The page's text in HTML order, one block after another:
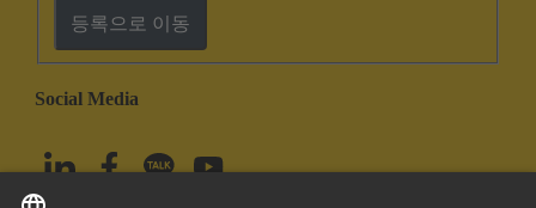
등록으로 이동
Social Media